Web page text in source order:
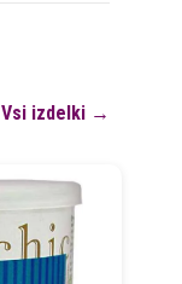
Vsi izdelki →